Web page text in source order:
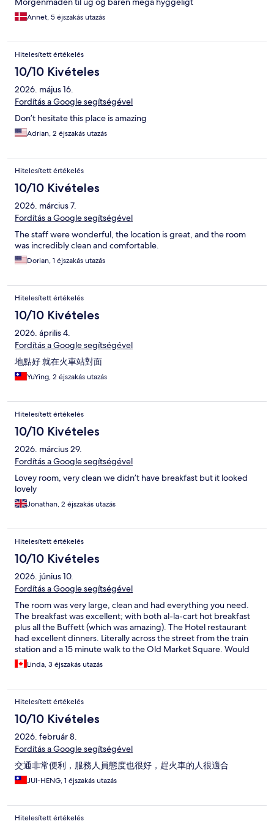
Annet, 5 éjszakás utazás
Hitelesített értékelés
10/10 Kivételes
2026. május 16.
Fordítás a Google segítségével
Don’t hesitate this place is amazing
Adrian, 2 éjszakás utazás
Hitelesített értékelés
10/10 Kivételes
2026. március 7.
Fordítás a Google segítségével
The staff were wonderful, the location is great, and the room
was incredibly clean and comfortable.
Dorian, 1 éjszakás utazás
Hitelesített értékelés
10/10 Kivételes
2026. április 4.
Fordítás a Google segítségével
地點好 就在火車站對面
YuYing, 2 éjszakás utazás
Hitelesített értékelés
10/10 Kivételes
2026. március 29.
Fordítás a Google segítségével
Lovey room, very clean we didn’t have breakfast but it looked
lovely
Jonathan, 2 éjszakás utazás
Hitelesített értékelés
10/10 Kivételes
2026. június 10.
Fordítás a Google segítségével
The room was very large, clean and had everything you need.
The breakfast was excellent; with both al-la-cart hot breakfast
plus all the Buffett (which was amazing). The Hotel restaurant
had excellent dinners. Literally across the street from the train
station and a 15 minute walk to the Old Market Square. Would
highly recommend this Hotel
Linda, 3 éjszakás utazás
Hitelesített értékelés
10/10 Kivételes
2026. február 8.
Fordítás a Google segítségével
交通非常便利，服務人員態度也很好，趕火車的人很適合
JUI-HENG, 1 éjszakás utazás
Hitelesített értékelés